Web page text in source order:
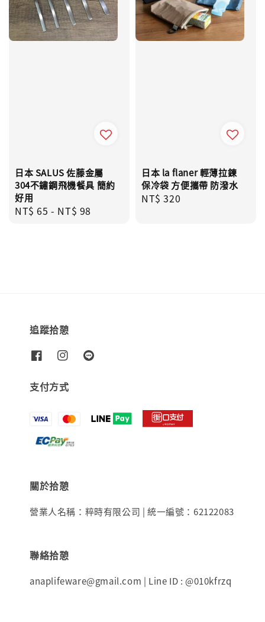
日本 SALUS 佐藤金屬
304不鏽鋼飛機餐具 簡約
好用
Regular
NT$ 65 - NT$ 98
日本 la flaner 輕薄拉鍊
保冷袋 方便攜帶 防潑水
Regular
NT$ 320
追蹤拾憩
支付方式
關於拾憩
營業人名稱：粹時有限公司 | 統一編號：62122083
聯絡拾憩
anaplifeware@gmail.com | Line ID : @010kfrzq